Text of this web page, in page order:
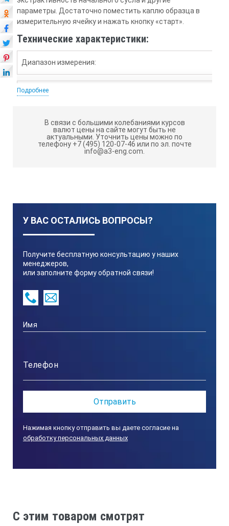
параметры. Достаточно поместить каплю образца в
измерительную ячейку и нажать кнопку «старт».
Технические характеристики:
Диапазон измерения:
Brix 0.0….60.0%;
Точность:
Кислотность 0.01 %,
Температура 0.1°C
Размеры и вес:
55×31×109мм, 100г
Подробнее
В связи с большими колебаниями курсов
валют цены на сайте могут быть не
актуальными. Уточнить цены можно по
телефону +7 (495) 120-07-46 или по эл. почте
info@a3-eng.com.
У ВАС ОСТАЛИСЬ ВОПРОСЫ?
Получите бесплатную консультацию у наших
менеджеров,
или заполните форму обратной связи!
Нажимая кнопку отправить вы даете согласие на
обработку персональных данных
C этим товаром смотрят